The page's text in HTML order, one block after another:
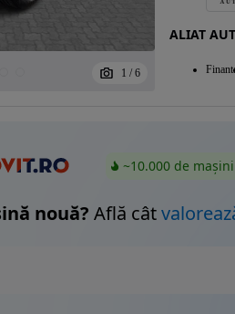
1 / 6
ALIAT
~10.000 de
nouă? Află cât